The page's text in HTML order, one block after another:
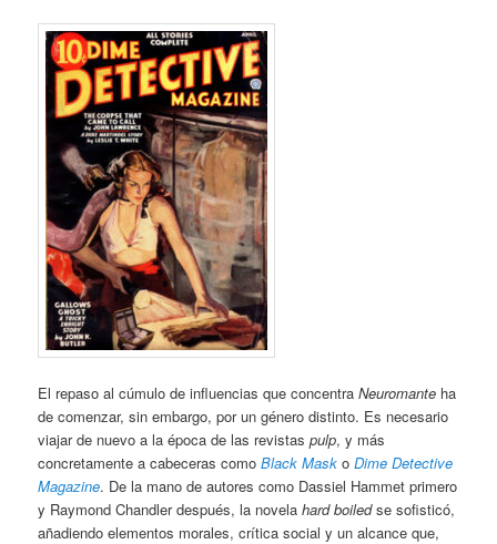
El repaso al cúmulo de influencias que concentraNeuromante ha
de comenzar, sin embargo, por un género distinto. Es necesario
viajar de nuevo a la época de las revistaspulp, y más
concretamente a cabeceras comoBlack Mask oDime Detective
Magazine. De la mano de autores como Dassiel Hammet primero
y Raymond Chandler después, la novelahard boiledse sofisticó,
añadiendo elementos morales, crítica social y un alcance que,